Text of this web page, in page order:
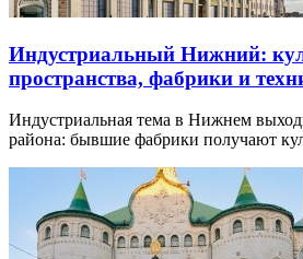
Индустриальный Нижний:
пространства, фабрики и
Индустриальная тема в Нижнем
района: бывшие фабрики получают